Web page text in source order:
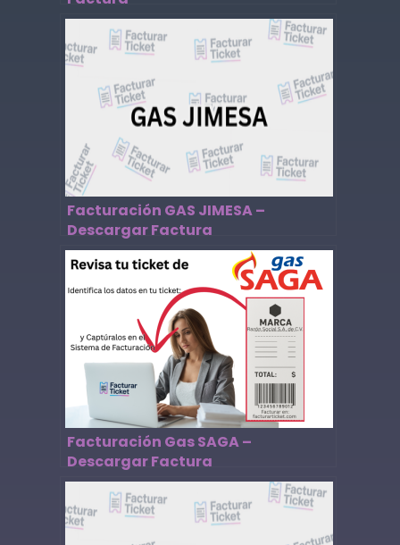
Facturación GAS JIMESA –
Descargar Factura
Facturación Gas SAGA –
Descargar Factura